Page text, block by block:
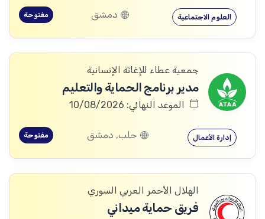
العلوم الاجتماعية دمشق مفتوحة
جمعية عطاء للإغاثة الإنسانية
مدير برنامج الحماية والتعليم
الموعد النهائي: 10/08/2026
إدارة الأعمال حلب, دمشق مفتوحة
الهلال الأحمر العربي السوري
فريق حماية ميداني